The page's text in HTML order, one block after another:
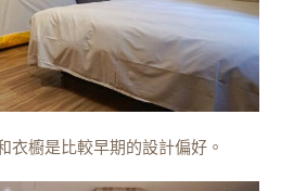
衣櫥是比較早期的設計偏好。